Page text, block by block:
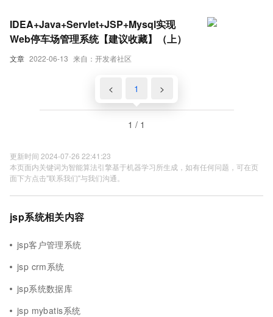
文章 2022-06-13 来自：开发者社区
IDEA+Java+Servlet+JSP+Mysql实现
Web停车场管理系统【建议收藏】（上）
< 1 >
1 / 1
更新时间 2024-07-26 22:41:23
本页面内关键词为智能算法引擎基于机器学习所生成，如有任何问题，可在页
面下方点击"联系我们"与我们沟通。
jsp系统相关内容
jsp客户管理系统
jsp crm系统
jsp系统数据库
jsp mybatis系统